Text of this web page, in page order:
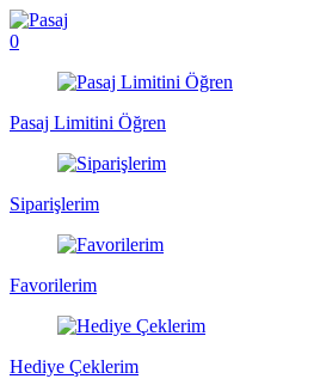
0
Pasaj Limitini Öğren
Siparişlerim
Favorilerim
Hediye Çeklerim